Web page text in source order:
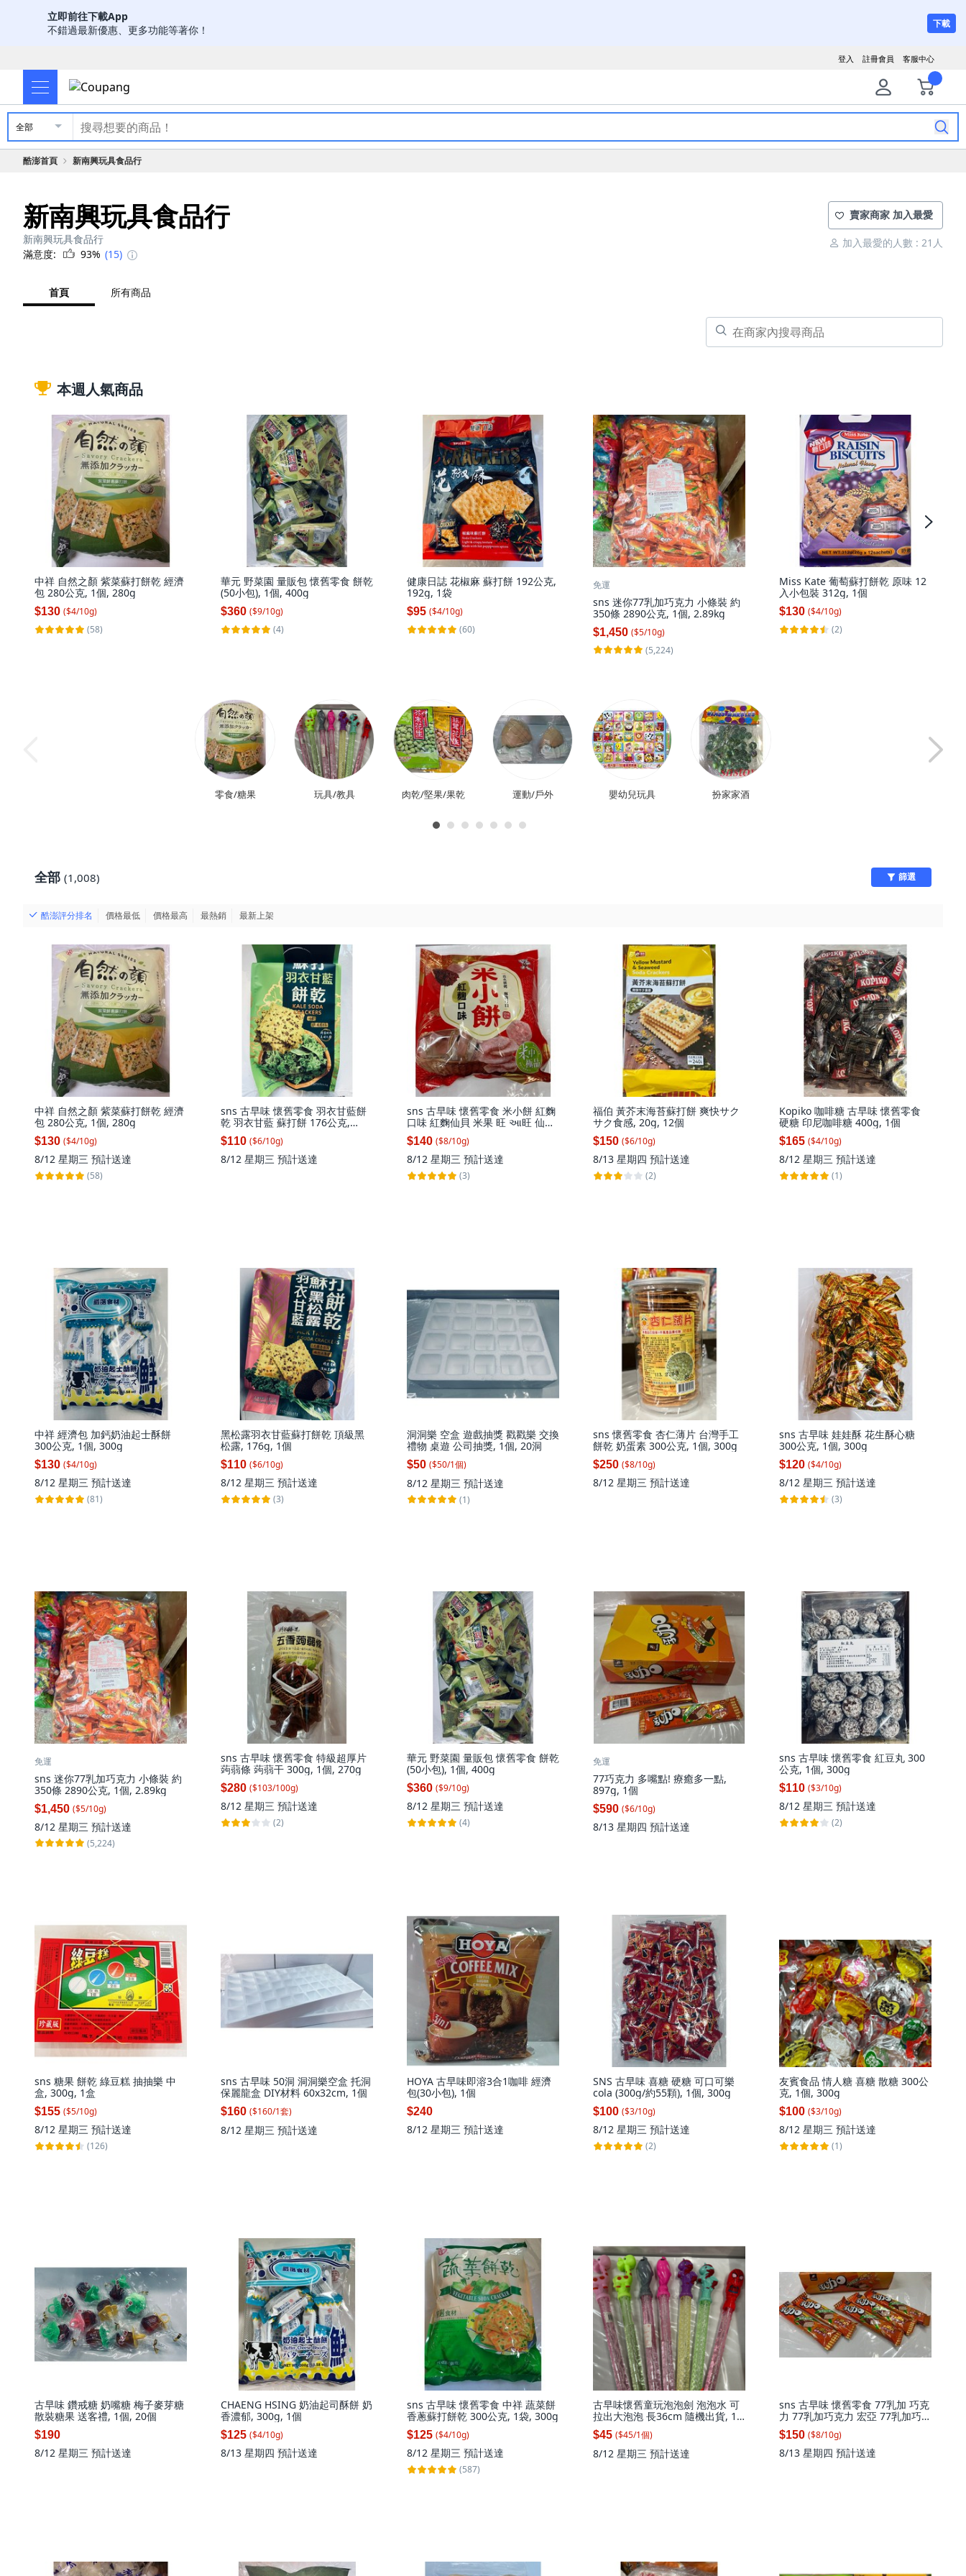
立即前往下載App
不錯過最新優惠、更多功能等著你！
下載
客服中心
註冊會員
登入
全部
酷澎首頁 新南興玩具食品行
新南興玩具食品行
新南興玩具食品行
滿意度:
93% (15)
賣家商家 加入最愛
加入最愛的人數 : 21人
首頁 所有商品
本週人氣商品
中祥 自然之顏 紫菜蘇打餅乾 經濟
包 280公克, 1個, 280g
$130 ($4/10g)
(58)
華元 野菜園 量販包 懷舊零食 餅乾
(50小包), 1個, 400g
$360 ($9/10g)
(4)
健康日誌 花椒麻 蘇打餅 192公克,
192g, 1袋
$95 ($4/10g)
(60)
免運
sns 迷你77乳加巧克力 小條裝 約
350條 2890公克, 1個, 2.89kg
$1,450 ($5/10g)
(5,224)
Miss Kate 葡萄蘇打餅乾 原味 12
入小包裝 312g, 1個
$130 ($4/10g)
(2)
零食/糖果 玩具/教具 肉乾/堅果/果乾 運動/戶外 嬰幼兒玩具 扮家家酒
全部 (1,008) 篩選
酷澎評分排名 價格最低 價格最高 最熱銷 最新上架
中祥 自然之顏 紫菜蘇打餅乾 經濟
包 280公克, 1個, 280g
$130 ($4/10g)
8/12 星期三 預計送達
(58)
sns 古早味 懷舊零食 羽衣甘藍餅
乾 羽衣甘藍 蘇打餅 176公克,
176g, 1個
$110 ($6/10g)
8/12 星期三 預計送達
sns 古早味 懷舊零食 米小餅 紅麴
口味 紅麴仙貝 米果 旺 આ旺 仙貝
(160公克/8小包), 1個, 160g
$140 ($8/10g)
8/12 星期三 預計送達
(3)
福伯 黃芥末海苔蘇打餅 爽快サク
サク食感, 20g, 12個
$150 ($6/10g)
8/13 星期四 預計送達
(2)
Kopiko 咖啡糖 古早味 懷舊零食
硬糖 印尼咖啡糖 400g, 1個
$165 ($4/10g)
8/12 星期三 預計送達
(1)
中祥 經濟包 加鈣奶油起士酥餅
300公克, 1個, 300g
$130 ($4/10g)
8/12 星期三 預計送達
(81)
黑松露羽衣甘藍蘇打餅乾 頂級黑
松露, 176g, 1個
$110 ($6/10g)
8/12 星期三 預計送達
(3)
洞洞樂 空盒 遊戲抽獎 戳戳樂 交換
禮物 桌遊 公司抽獎, 1個, 20洞
$50 ($50/1個)
8/12 星期三 預計送達
(1)
sns 懷舊零食 杏仁薄片 台灣手工
餅乾 奶蛋素 300公克, 1個, 300g
$250 ($8/10g)
8/12 星期三 預計送達
sns 古早味 娃娃酥 花生酥心糖
300公克, 1個, 300g
$120 ($4/10g)
8/12 星期三 預計送達
(3)
免運
sns 迷你77乳加巧克力 小條裝 約
350條 2890公克, 1個, 2.89kg
$1,450 ($5/10g)
8/12 星期三 預計送達
(5,224)
sns 古早味 懷舊零食 特級超厚片
蒟蒻條 蒟蒻干 300g, 1個, 270g
$280 ($103/100g)
8/12 星期三 預計送達
(2)
華元 野菜園 量販包 懷舊零食 餅乾
(50小包), 1個, 400g
$360 ($9/10g)
8/12 星期三 預計送達
(4)
免運
77巧克力 多嘴點! 療癒多一點,
897g, 1個
$590 ($6/10g)
8/13 星期四 預計送達
sns 古早味 懷舊零食 紅豆丸 300
公克, 1個, 300g
$110 ($3/10g)
8/12 星期三 預計送達
(2)
sns 糖果 餅乾 綠豆糕 抽抽樂 中
盒, 300g, 1盒
$155 ($5/10g)
8/12 星期三 預計送達
(126)
sns 古早味 50洞 洞洞樂空盒 托洞
保麗龍盒 DIY材料 60x32cm, 1個
$160 ($160/1套)
8/12 星期三 預計送達
HOYA 古早味即溶3合1咖啡 經濟
包(30小包), 1個
$240
8/12 星期三 預計送達
SNS 古早味 喜糖 硬糖 可口可樂
cola (300g/約55顆), 1個, 300g
$100 ($3/10g)
8/12 星期三 預計送達
(2)
友賓食品 情人糖 喜糖 散糖 300公
克, 1個, 300g
$100 ($3/10g)
8/12 星期三 預計送達
(1)
古早味 鑽戒糖 奶嘴糖 梅子麥芽糖
散裝糖果 送客禮, 1個, 20個
$190
8/12 星期三 預計送達
CHAENG HSING 奶油起司酥餅 奶
香濃郁, 300g, 1個
$125 ($4/10g)
8/13 星期四 預計送達
sns 古早味 懷舊零食 中祥 蔬菜餅
香蔥蘇打餅乾 300公克, 1袋, 300g
$125 ($4/10g)
8/12 星期三 預計送達
(587)
古早味懷舊童玩泡泡劍 泡泡水 可
拉出大泡泡 長36cm 隨機出貨, 1
個, 彩色
$45 ($45/1個)
8/12 星期三 預計送達
sns 古早味 懷舊零食 77乳加 巧克
力 77乳加巧克力 宏亞 77乳加巧克
力 5條, 37.4g, 5個
$150 ($8/10g)
8/13 星期四 預計送達